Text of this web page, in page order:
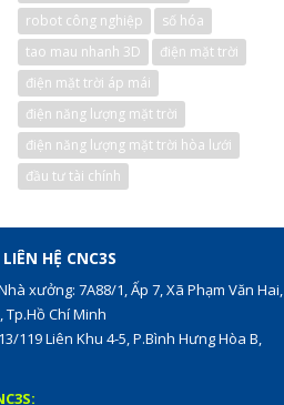
robot công nghiệp
số hóa
tao mau nhanh 3D
điện mặt trời
điện mặt trời áp mái
điện năng lượng mặt trời
điện năng lượng mặt trời hòa lưới
đầu tư tài chính
HỆ CNC3S
xưởng: 7A88/1, Ấp 7, Xã Phạm Văn Hai,
Tp.Hồ Chí Minh
119 Liên Khu 4-5, P.Bình Hưng Hòa B,